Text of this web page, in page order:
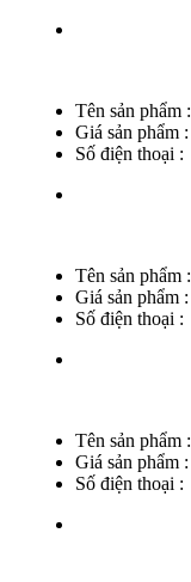
Tên sản phẩm :
Giá sản phẩm :
Số điện thoại :
Tên sản phẩm :
Giá sản phẩm :
Số điện thoại :
Tên sản phẩm :
Giá sản phẩm :
Số điện thoại :